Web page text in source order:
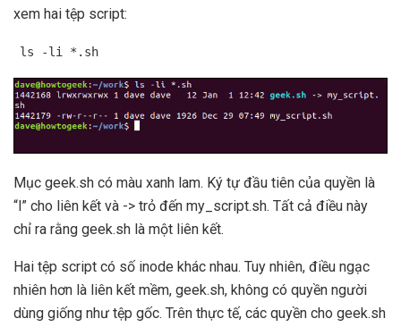
xem hai tệp script:
ls -li *.sh
Mục geek.sh có màu xanh lam. Ký tự đầu tiên của quyền là
“l” cho liên kết và -> trỏ đến my_script.sh. Tất cả điều này
chỉ ra rằng geek.sh là một liên kết.
Hai tệp script có số inode khác nhau. Tuy nhiên, điều ngạc
nhiên hơn là liên kết mềm, geek.sh, không có quyền người
dùng giống như tệp gốc. Trên thực tế, các quyền cho geek.sh